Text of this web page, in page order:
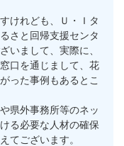
けれども、Ｕ・Ｉタ
さと回帰支援センタ
いまして、実際に、
口を通じまして、花
った事例もあるとこ
県外事務所等のネッ
る必要な人材の確保
てございます。